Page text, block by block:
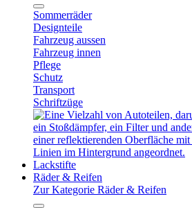
Sommerräder
Designteile
Fahrzeug aussen
Fahrzeug innen
Pflege
Schutz
Transport
Schriftzüge
Lackstifte
Räder & Reifen
Zur Kategorie Räder & Reifen